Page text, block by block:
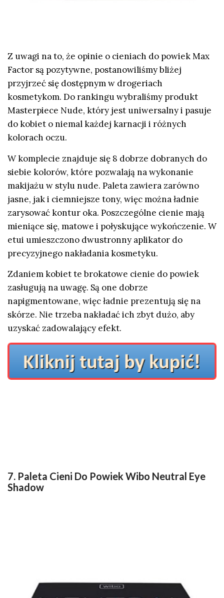
Z uwagi na to, że opinie o cieniach do powiek Max
Factor są pozytywne, postanowiliśmy bliżej
przyjrzeć się dostępnym w drogeriach
kosmetykom. Do rankingu wybraliśmy produkt
Masterpiece Nude, który jest uniwersalny i pasuje
do kobiet o niemal każdej karnacji i różnych
kolorach oczu.
W komplecie znajduje się 8 dobrze dobranych do
siebie kolorów, które pozwalają na wykonanie
makijażu w stylu nude. Paleta zawiera zarówno
jasne, jak i ciemniejsze tony, więc można ładnie
zarysować kontur oka. Poszczególne cienie mają
mieniące się, matowe i połyskujące wykończenie. W
etui umieszczono dwustronny aplikator do
precyzyjnego nakładania kosmetyku.
Zdaniem kobiet te brokatowe cienie do powiek
zasługują na uwagę. Są one dobrze
napigmentowane, więc ładnie prezentują się na
skórze. Nie trzeba nakładać ich zbyt dużo, aby
uzyskać zadowalający efekt.
7. Paleta Cieni Do Powiek Wibo Neutral Eye
Shadow